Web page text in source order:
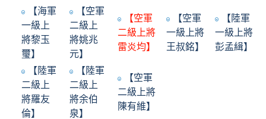
【海軍
一級上
將黎玉
璽】
【空軍
二級上
將姚兆
元】
【空軍
二級上將
雷炎均】
【空軍
一級上將
王叔銘】
【陸軍
一級上將
彭孟緝】
【陸軍
二級上
將羅友
倫】
【陸軍
二級上
將余伯
泉】
【空軍
二級上將
陳有維】